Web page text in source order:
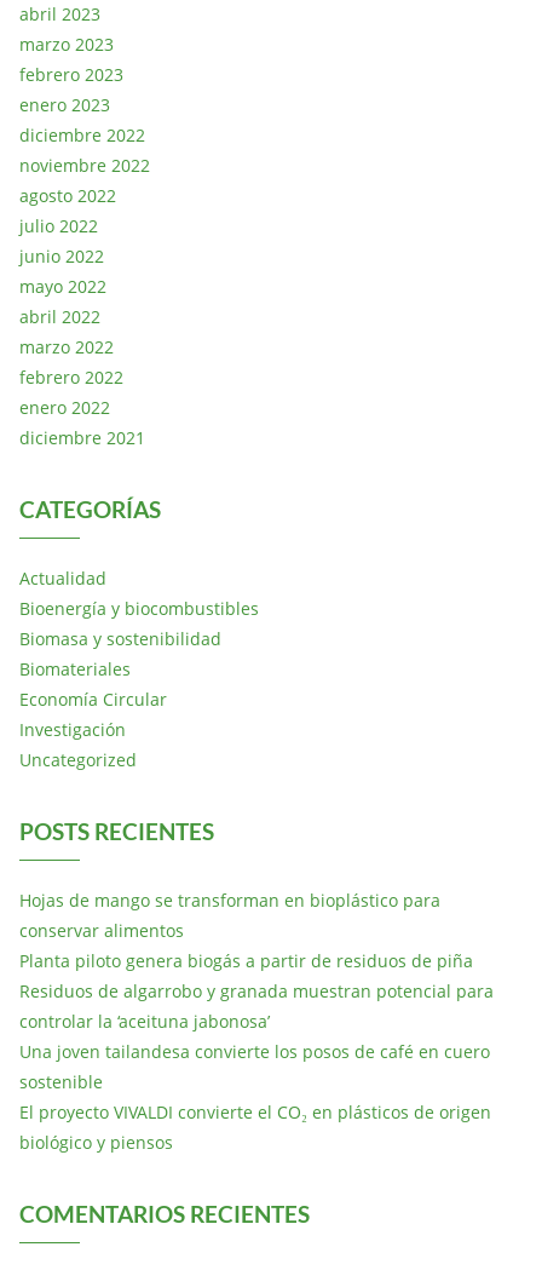
abril 2023
marzo 2023
febrero 2023
enero 2023
diciembre 2022
noviembre 2022
agosto 2022
julio 2022
junio 2022
mayo 2022
abril 2022
marzo 2022
febrero 2022
enero 2022
diciembre 2021
CATEGORÍAS
Actualidad
Bioenergía y biocombustibles
Biomasa y sostenibilidad
Biomateriales
Economía Circular
Investigación
Uncategorized
POSTS RECIENTES
Hojas de mango se transforman en bioplástico para
conservar alimentos
Planta piloto genera biogás a partir de residuos de piña
Residuos de algarrobo y granada muestran potencial para
controlar la ‘aceituna jabonosa’
Una joven tailandesa convierte los posos de café en cuero
sostenible
El proyecto VIVALDI convierte el CO₂ en plásticos de origen
biológico y piensos
COMENTARIOS RECIENTES